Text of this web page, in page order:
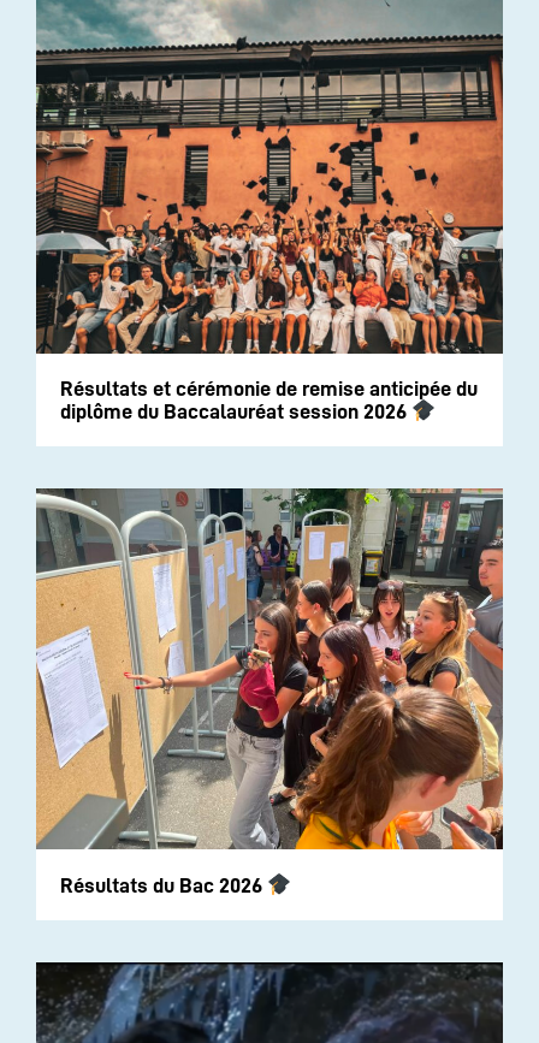
Résultats et cérémonie de remise anticipée du
diplôme du Baccalauréat session 2026
Résultats du Bac 2026